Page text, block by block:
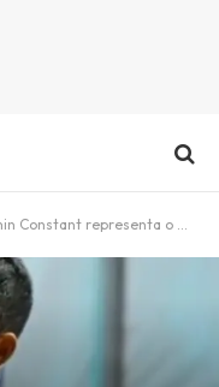
em encontro com o presidente da República nesta quinta-feira, 16